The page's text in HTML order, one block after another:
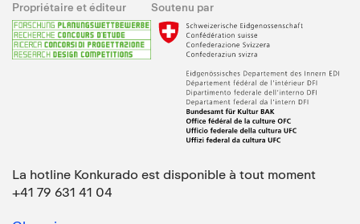
Propriétaire et éditeur Soutenu par
La hotline Konkurado est disponible à tout moment
+41 79 631 41 04